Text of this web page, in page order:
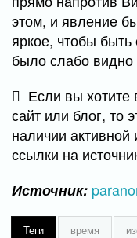
этом, и явление
яркое, чтобы
было слабо видно
Если вы хотите
сайт или блог, то
наличии
ссылки на
Источник:
Теги время